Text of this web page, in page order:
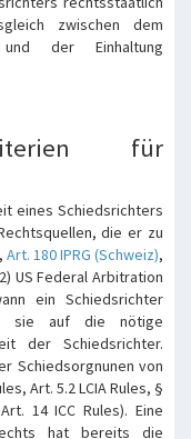
zwischen dem
und der Einhaltung
für
eines Schiedsrichters
die er zu
, Art. 180 IPRG (Schweiz),
US Federal Arbitration
ein Schiedsrichter
sie auf die nötige
der Schiedsrichter.
Schiedsorgnunen von
Art. 5.2 LCIA Rules, §
14 ICC Rules). Eine
hat bereits die